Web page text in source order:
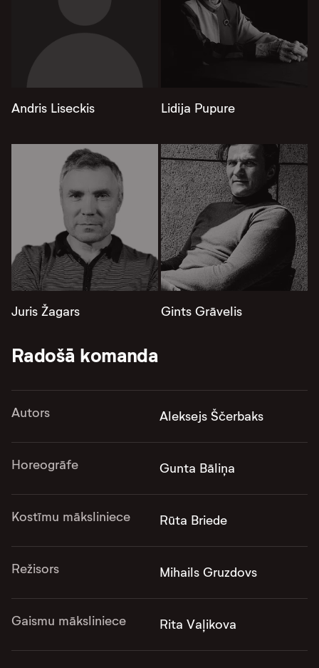
Andris Liseckis Lidija Pupure
Juris Žagars Gints Grāvelis
Radošā komanda
Autors Aleksejs Ščerbaks
Horeogrāfe Gunta Bāliņa
Kostīmu māksliniece Rūta Briede
Režisors Mihails Gruzdovs
Gaismu māksliniece Rita Vaļikova